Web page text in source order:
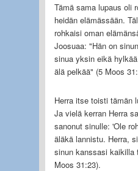
Tämä sama lupaus oli
heidän elämässään.
rohkaisi oman
Joosuaa: "Hän on
sinua yksin eikä
älä pelkää" (5 Moos
Herra itse toisti tämän
Ja vielä kerran Herra
sanonut sinulle: 'Ole
äläkä lannistu. Herra,
sinun kanssasi kaikilla
Moos 31:23).